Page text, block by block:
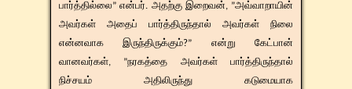
பார்த்தில்லை” என்பர். அதற்கு இறைவன், ”அவ்வாறாயின்
அவர்கள் அதைப் பார்த்திருந்தால் அவர்கள் நிலை
என்னவாக இருந்திருக்கும்?” என்று கேட்பான்
வானவர்கள், ”நரகத்தை அவர்கள் பார்த்திருந்தால்
நிச்சயம் அதிலிருந்து கடுமையாக